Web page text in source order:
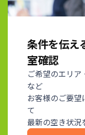
条件を伝え
室確認
ご希望のエリ
など
お客様のご要望
て
最新の空き状況